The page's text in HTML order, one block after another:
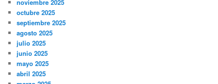
noviembre 2025
octubre 2025
septiembre 2025
agosto 2025
julio 2025
junio 2025
mayo 2025
abril 2025